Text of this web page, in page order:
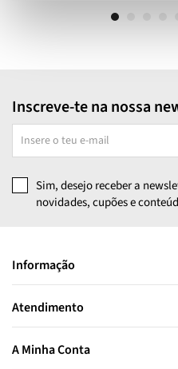
Inscreve-te na nossa
Sim, desejo receber a
novidades, cupões e
Informação
Atendimento
A Minha Conta